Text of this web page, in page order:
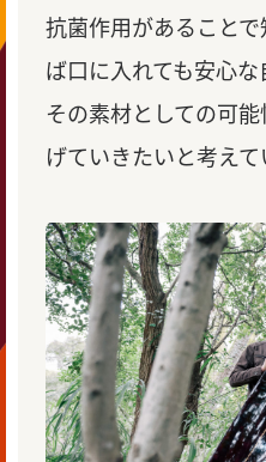
抗菌作用があること
ば口に入れても安心な
その素材としての可
げていきたいと考えて